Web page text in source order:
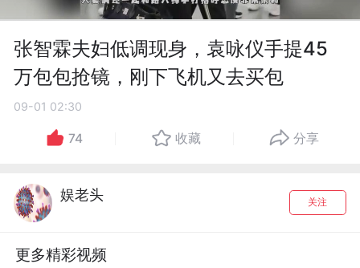
张智霖夫妇低调现身，袁咏仪手提45
万包包抢镜，刚下飞机又去买包
09-01 02:30
74 收藏 分享
娱老头 关注
更多精彩视频